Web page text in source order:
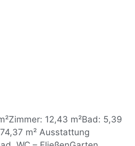
12,43 m²Bad: 5,39
m² Ausstattung